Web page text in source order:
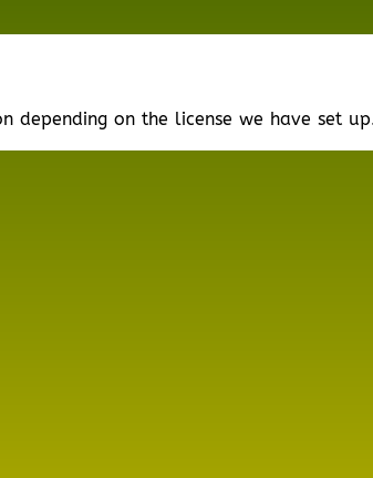
depending on the license we have set